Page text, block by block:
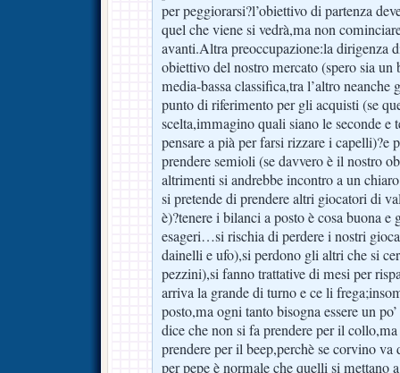
per peggiorarsi?l’obiettivo di partenza
quel che viene si vedrà,ma non
avanti.Altra preoccupazione:la dirigenza
obiettivo del nostro mercato (spero sia
media-bassa classifica,tra l’altro
punto di riferimento per gli acquisti (se
scelta,immagino quali siano le seconde e
pensare a pià per farsi rizzare i capelli)?e
prendere semioli (se davvero è il nostro
altrimenti si andrebbe incontro a un
si pretende di prendere altri giocatori di
è)?tenere i bilanci a posto è cosa buona
esageri…si rischia di perdere i nostri
dainelli e ufo),si perdono gli altri che si
pezzini),si fanno trattative di mesi per
arriva la grande di turno e ce li
posto,ma ogni tanto bisogna essere un
dice che non si fa prendere per il
prendere per il beep,perchè se corvino
per pepe è normale che quelli si mettano